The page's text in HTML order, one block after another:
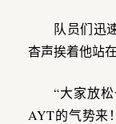
队员们迅
杳声挨着他站
“大家放
AYT的气势来